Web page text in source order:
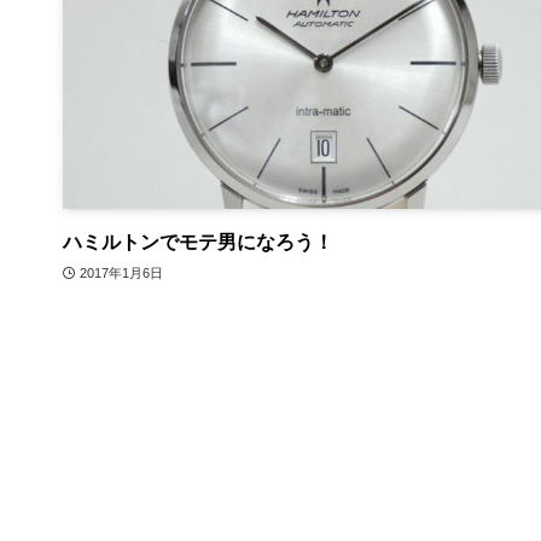
ハミルトンでモテ男になろう！
2017年1月6日